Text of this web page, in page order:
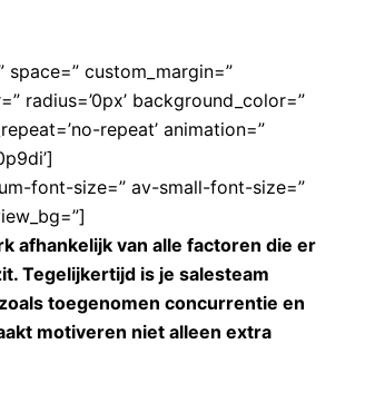
custom_margin=”
radius=’0px’ background_color=”
repeat’ animation=”
font-size=” av-small-font-size=”
afhankelijk van alle factoren die er
Tegelijkertijd is je salesteam
toegenomen concurrentie en
motiveren niet alleen extra